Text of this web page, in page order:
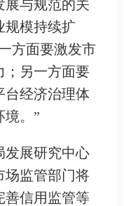
展与规范的关
规模持续扩
方面要激发市
；另一方面要
台经济治理体
境。”
展研究中心
场监管部门将
善信用监管等